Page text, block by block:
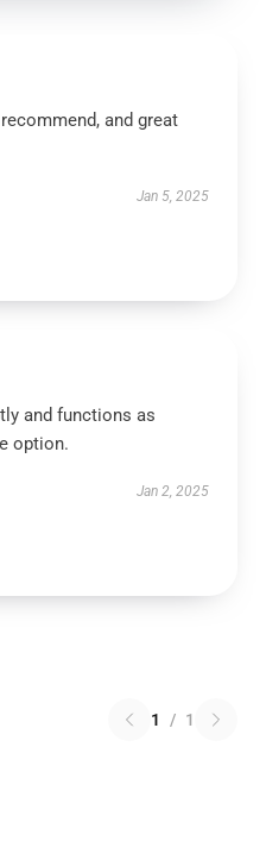
and great
Jan 5, 2025
and functions as
option.
Jan 2, 2025
1 / 1